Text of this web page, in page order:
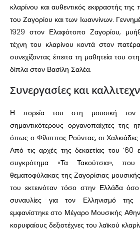
κλαρίνου και αυθεντικός εκφραστής
του Ζαγορίου και των Ιωαννίνων.
1929 στον Ελαφότοπο Ζαγορίου,
τέχνη του κλαρίνου κοντά στον
συνεχίζοντας έπειτα τη μαθητεία του
δίπλα στον Βασίλη Σαλέα.
Συνεργασίες και
Η πορεία του στη μουσική τον
σημαντικότερους οργανοπαίχτες της
όπως ο Φίλιππος Ρούντας, οι
Από τις αρχές της δεκαετίας του ’60
συγκρότημα «Τα Τακούτσια»,
θεματοφύλακας της Ζαγορίσιας
του εκτεινόταν τόσο στην Ελλάδα
συναυλίες για τον Ελληνισμό
εμφανίστηκε στο Μέγαρο Μουσικής
κορυφαίους δεξιοτέχνες του λαϊκού